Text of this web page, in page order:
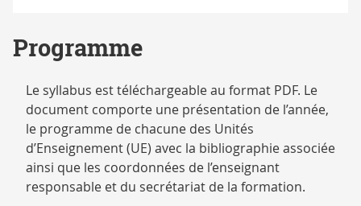
Programme
Le syllabus est téléchargeable au format PDF. Le
document comporte une présentation de l’année,
le programme de chacune des Unités
d’Enseignement (UE) avec la bibliographie associée
ainsi que les coordonnées de l’enseignant
responsable et du secrétariat de la formation.